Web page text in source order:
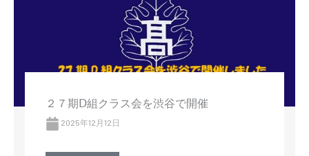
２７期Ⅾ組クラス会を渋谷で開催
2025年12月12日